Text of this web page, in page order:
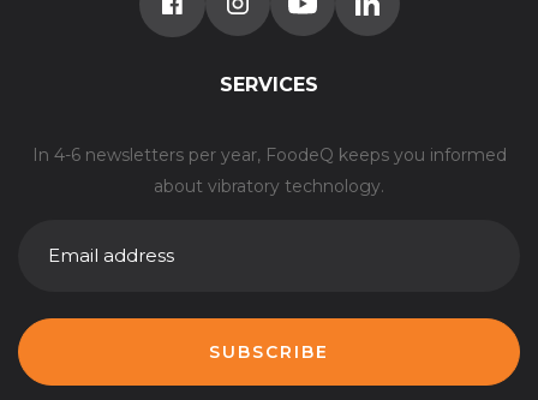
SERVICES
In 4-6 newsletters per year, FoodeQ keeps you informed
about vibratory technology.